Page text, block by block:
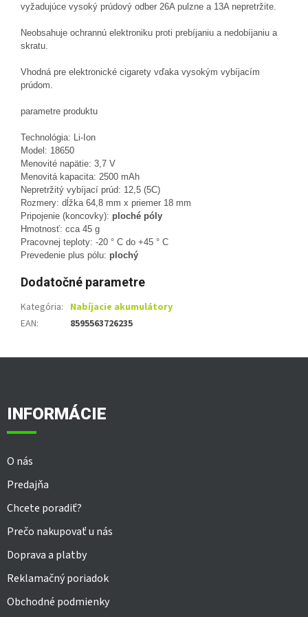
vyžadujúce vysoký prúdový odber 26A pulzne a 13A nepretržite.
Neobsahuje ochrannú elektroniku proti prebíjaniu a nedobíjaniu a
skratu.
Vhodná pre elektronické cigarety vďaka vysokým vybíjacím
prúdom.
parametre produktu
Technológia: Li-Ion
Model: 18650
Menovité napätie: 3,7 V
Menovitá kapacita: 2500 mAh
Nepretržitý vybíjací prúd: 12,5 (5C)
Rozmery: dĺžka 64,8 mm x priemer 18 mm
Pripojenie (koncovky): ploché póly
Hmotnosť: cca 45 g
Pracovnej teploty: -20 ° C do +45 ° C
Prevedenie plus pólu: plochý
Dodatočné parametre
Kategória: Nabíjacie akumulátory
EAN: 8595563726235
INFORMÁCIE
O nás
Predajňa
Chcete poradiť?
Prečo nakupovať u nás
Doprava a platby
Reklamačný poriadok
Obchodné podmienky